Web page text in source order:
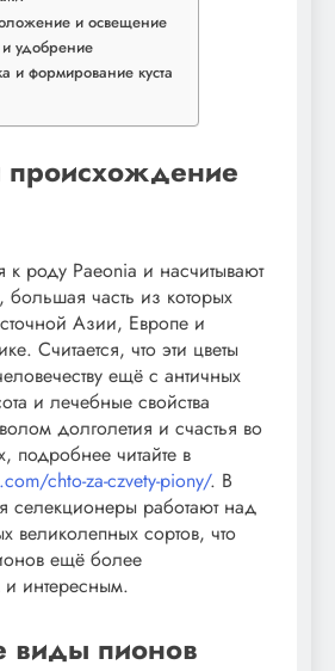
и освещение
удобрение
и формирование куста
происхождение
к роду Paeonia и насчитывают
часть из которых
Азии, Европе и
Считается, что эти цветы
ещё с античных
и лечебные свойства
долголетия и счастья во
подробнее читайте в
chto-za-czvety-piony/. В
селекционеры работают над
великолепных сортов, что
ещё более
интересным.
виды пионов